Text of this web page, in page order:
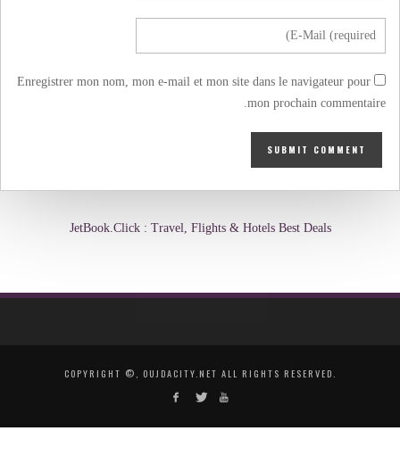
Enregistrer mon nom, mon e-mail et mon site dans le navigateur pour
mon prochain commentaire.
JetBook.Click : Travel, Flights & Hotels Best Deals
COPYRIGHT ©, OUJDACITY.NET ALL RIGHTS RESERVED.